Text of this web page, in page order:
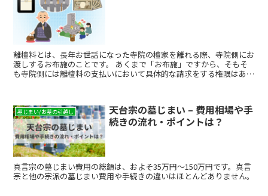
離檀料とは、長年お世話になった寺院の檀家を離れる際、寺院側にお
渡しするお布施のことです。 あくまで「お布施」ですから、そもそ
も寺院側には離檀料の支払いにおいて具体的な請求をする権限はあり
そこで今回は、離檀料の意義から目安相場、離檀料を巡るトラブル事
例について解説します。
墓じまい/お墓の引越し
天台宗の墓じまい – 費用相場や手
続きの流れ・ポイントは？
真言宗の墓じまい費用の総額は、およそ35万円～150万円です。真言
宗と他の宗派の墓じまい費用や手続きの違いはほとんどありません。